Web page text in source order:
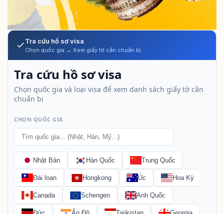
Tra cứu hồ sơ visa
Chọn quốc gia → Xem giấy tờ cần chuẩn bị